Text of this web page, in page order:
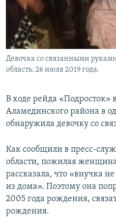
Девочка со связанными
область. 26 июля 2019 года.
В ходе рейда «Подросток»
Аламединского района в
обнаружила девочку со
Как сообщили в пресс-
области, пожилая
рассказала, что «внучка
из дома». Поэтому она
2005 года рождения,
рождения.